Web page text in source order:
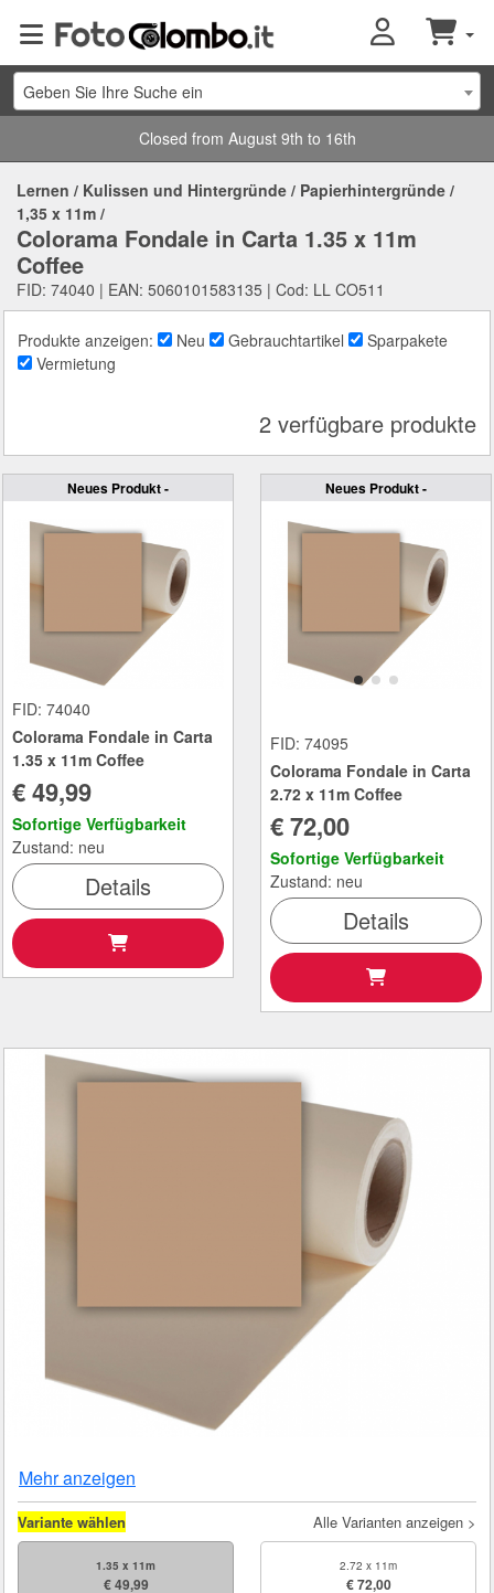
Geben Sie Ihre Suche ein
Closed from August 9th to 16th
Lernen / Kulissen und Hintergründe / Papierhintergründe /
1,35 x 11m /
Colorama Fondale in Carta 1.35 x 11m
Coffee
FID: 74040 | EAN: 5060101583135 | Cod: LL CO511
Produkte anzeigen: Neu Gebrauchtartikel
Sparpakete
Vermietung
2 verfügbare produkte
Neues Produkt -
FID: 74040
Colorama Fondale in Carta
1.35 x 11m Coffee
€ 49,99
Sofortige Verfügbarkeit
Zustand: neu
Details
Neues Produkt -
FID: 74095
Colorama Fondale in Carta
2.72 x 11m Coffee
€ 72,00
Sofortige Verfügbarkeit
Zustand: neu
Details
Mehr anzeigen
Variante wählen Alle Varianten anzeigen >
1.35 x 11m
€ 49,99
2.72 x 11m
€ 72,00